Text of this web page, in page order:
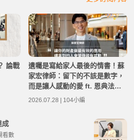
論戰
遺囑是寫給家人最後的情書！蘇
家宏律師：留下的不該是數字，
而是讓人感動的愛 ft. 恩典法律
事務所創辦人 蘇家宏律師 | 高年
2026.07.28 | 104小編
成
看數